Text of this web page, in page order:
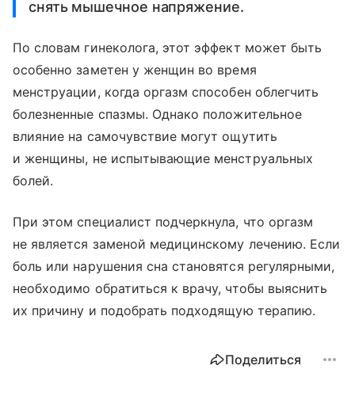
снять мышечное напряжение.
По словам гинеколога, этот эффект может быть
особенно заметен у женщин во время
менструации, когда оргазм способен облегчить
болезненные спазмы. Однако положительное
влияние на самочувствие могут ощутить
и женщины, не испытывающие менструальных
болей.
При этом специалист подчеркнула, что оргазм
не является заменой медицинскому лечению. Если
боль или нарушения сна становятся регулярными,
необходимо обратиться к врачу, чтобы выяснить
их причину и подобрать подходящую терапию.
Поделиться